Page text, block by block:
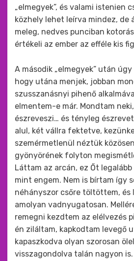
„elmegyek”, és valami istenien
közhely lehet leírva mindez, de
meleg, nedves punciban
értékeli az ember az efféle kis
A második „elmegyek” után
hogy utána menjek, jobban
szusszanásnyi pihenő
elmentem-e már. Mondtam
észreveszi… és tényleg
alul, két vállra fektetve,
szemérmetlenül néztük
gyönyörének folyton
Láttam az arcán, ez Őt
mint engem. Nem is bírtam így
néhányszor csőre töltöttem, és
amolyan vadnyugatosan.
remegni kezdtem az elélvezés
én ziláltam, kapkodtam levegő
kapaszkodva olyan szorosan
visszagondolva talán nagyon is.